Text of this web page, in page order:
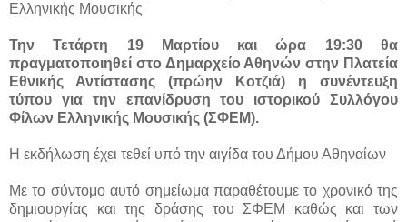
Ελληνικής Μουσικής
Την Τετάρτη 19 Μαρτίου και ώρα 19:30 θα
πραγματοποιηθεί στο Δημαρχείο Αθηνών στην Πλατεία
Εθνικής Αντίστασης (πρώην Κοτζιά) η συνέντευξη
τύπου για την επανίδρυση του ιστορικού Συλλόγου
Φίλων Ελληνικής Μουσικής (ΣΦΕΜ).
Η εκδήλωση έχει τεθεί υπό την αιγίδα του Δήμου Αθηναίων
Με το σύντομο αυτό σημείωμα παραθέτουμε το χρονικό της
δημιουργίας και της δράσης του ΣΦΕΜ καθώς και των